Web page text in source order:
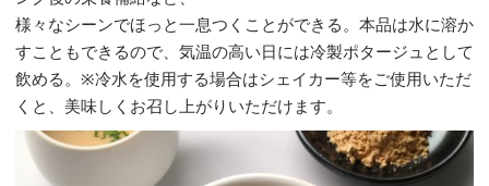
様々なシーンでほっと一息つくことができる。本品は水に溶か
すこともできるので、気温の高い日には冷製ポタージュとして
飲める。※冷水を使用する場合はシェイカー等をご使用いただ
くと、美味しくお召し上がりいただけます。